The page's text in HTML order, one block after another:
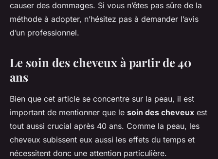
causer des dommages. Si vous n’êtes pas sûre de la
méthode à adopter, n’hésitez pas à demander l’avis
d’un professionnel.
Le soin des cheveux à partir de 40
ans
Bien que cet article se concentre sur la peau, il est
important de mentionner que le soin des cheveux est
tout aussi crucial après 40 ans. Comme la peau, les
cheveux subissent eux aussi les effets du temps et
nécessitent donc une attention particulière.